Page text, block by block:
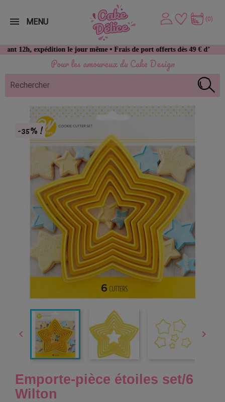
Pour les amoureux du Cake Design
expédition le jour même • Frais de port offerts dès 49 € d’achat
(0)
MENU
-35% !
 
Emporte-pièce étoiles set/6
Wilton